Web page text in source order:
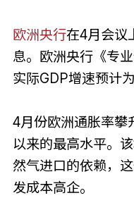
欧洲央行在4月会议
息。欧洲央行《专
实际GDP增速预计
4月份欧洲通胀率
以来的最高水平。
然气进口的依赖，
发成本高企。